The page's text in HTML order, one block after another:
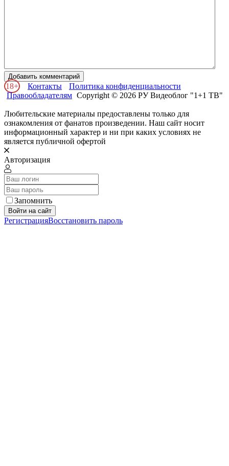
Добавить комментарий
18+ Контакты
Политика конфиденциальности
Правообладателям Copyright © 2026 РУ Видеоблог "1+1 ТВ"
Любительские материалы предоставлены только для
ознакомления от фанатов произведении. Наш сайт носит
информационный характер и ни при каких условиях не
является публичной офертой
Авторизация
Запомнить
Войти на сайт
РегистрацияВосстановить пароль